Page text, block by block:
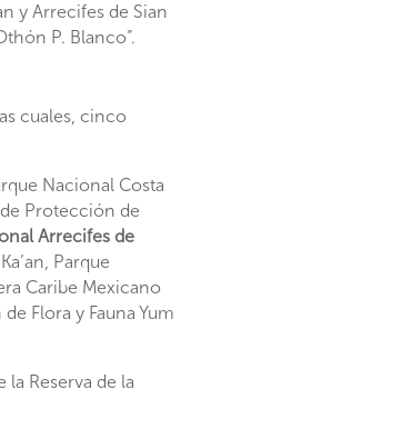
y Arrecifes de Sian
P. Blanco”.
cuales, cinco
Nacional Costa
Protección de
Arrecifes de
Parque
Caribe Mexicano
Flora y Fauna Yum
Reserva de la